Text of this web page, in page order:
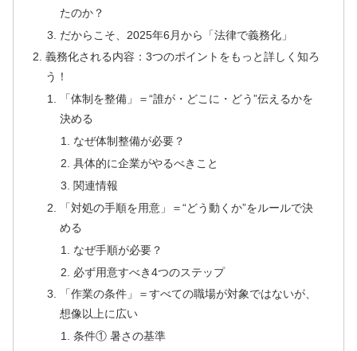
たのか？
だからこそ、2025年6月から「法律で義務化」
義務化される内容：3つのポイントをもっと詳しく知ろ
う！
「体制を整備」＝“誰が・どこに・どう”伝えるかを
決める
なぜ体制整備が必要？
具体的に企業がやるべきこと
関連情報
「対処の手順を用意」＝“どう動くか”をルールで決
める
なぜ手順が必要？
必ず用意すべき4つのステップ
「作業の条件」＝すべての職場が対象ではないが、
想像以上に広い
条件① 暑さの基準